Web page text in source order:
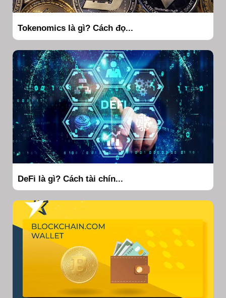
Tokenomics là gì? Cách đọ...
DeFi là gì? Cách tài chín...